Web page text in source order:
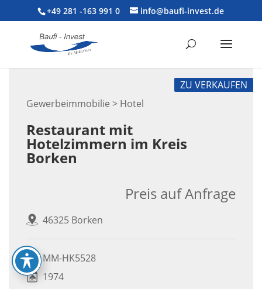
+49 281 -163 991 0 info@baufi-invest.de
Gewerbeimmobilie > Hotel
ZU VERKAUFEN
Restaurant mit
Hotelzimmern im Kreis
Borken
46325 Borken
Preis auf Anfrage
MM-HK5528
1974